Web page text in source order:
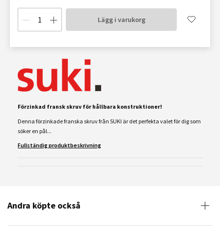
Lägg i varukorg
Förzinkad fransk skruv för hållbara konstruktioner!
Denna förzinkade franska skruv från SUKI är det perfekta valet för dig som
söker en pål...
Fullständig produktbeskrivning
Andra köpte också